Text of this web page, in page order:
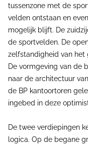
tussenzone met de
velden ontstaan en
mogelijk blijft. De
de sportvelden. De
zelfstandigheid van het
De vormgeving van de
naar de architectuur
de BP kantoortoren
ingebed in deze
De twee verdiepingen
logica. Op de begane